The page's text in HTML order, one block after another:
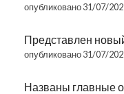
опубликовано 31/07/
Представлен
опубликовано 31/07/
Названы главные